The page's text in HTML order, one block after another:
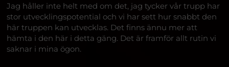
Jag håller inte helt med om det, jag tycker vår trupp har
stor utvecklingspotential och vi har sett hur snabbt den
här truppen kan utvecklas. Det finns ännu mer att
hämta i den här i detta gäng. Det är framför allt rutin vi
saknar i mina ögon.